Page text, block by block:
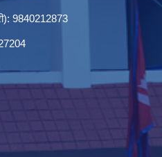
9840212873